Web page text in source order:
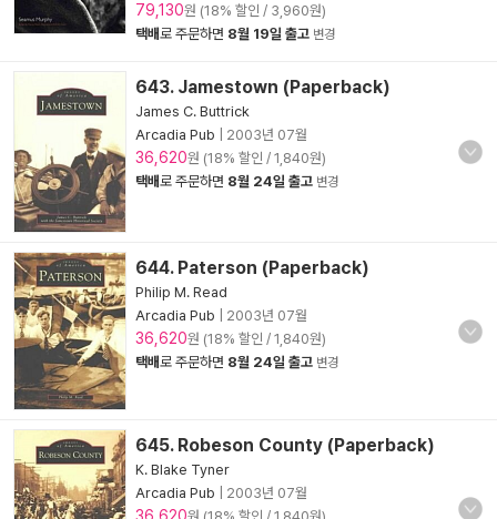
79,130원 (18% 할인 / 3,960원)
택배로 주문하면 8월 19일 출고 변경
643. Jamestown (Paperback)
James C. Buttrick
Arcadia Pub
2003년 07월
36,620원 (18% 할인 / 1,840원)
택배로 주문하면 8월 24일 출고 변경
644. Paterson (Paperback)
Philip M. Read
Arcadia Pub
2003년 07월
36,620원 (18% 할인 / 1,840원)
택배로 주문하면 8월 24일 출고 변경
645. Robeson County (Paperback)
K. Blake Tyner
Arcadia Pub
2003년 07월